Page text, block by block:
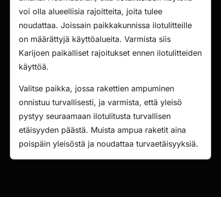
voi olla alueellisia rajoitteita, joita tulee
noudattaa. Joissain paikkakunnissa ilotulitteille
on määrättyjä käyttöalueita. Varmista siis
Karijoen paikalliset rajoitukset ennen ilotulitteiden
käyttöä.
Valitse paikka, jossa rakettien ampuminen
onnistuu turvallisesti, ja varmista, että yleisö
pystyy seuraamaan ilotulitusta turvallisen
etäisyyden päästä. Muista ampua raketit aina
poispäin yleisöstä ja noudattaa turvaetäisyyksiä.